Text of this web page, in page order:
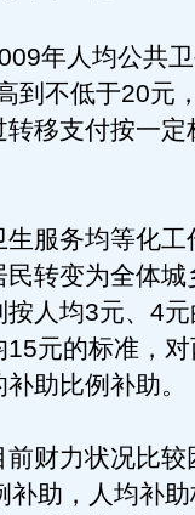
年人均公共卫
到不低于20元
移支付按一
服务均等化工
转变为全体城
人均3元、4
元的标准，
助比例补助。
财力状况比较
补助，人均补